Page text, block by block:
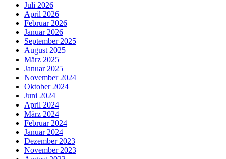
Juli 2026
April 2026
Februar 2026
Januar 2026
September 2025
August 2025
März 2025
Januar 2025
November 2024
Oktober 2024
Juni 2024
April 2024
März 2024
Februar 2024
Januar 2024
Dezember 2023
November 2023